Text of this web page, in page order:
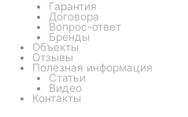
Гарантия
Договора
Вопрос-ответ
Бренды
Объекты
Отзывы
Полезная информация
Статьи
Видео
Контакты